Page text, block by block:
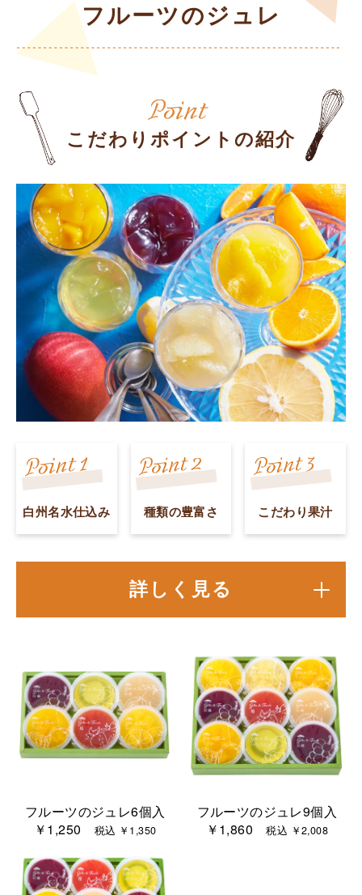
フルーツのジュレ
こだわりポイントの紹介
白州名水仕込み 種類の豊富さ こだわり果汁
詳しく見る
フルーツのジュレ6個入
￥1,250
税込 ￥1,350
フルーツのジュレ9個入
￥1,860税込 ￥2,008